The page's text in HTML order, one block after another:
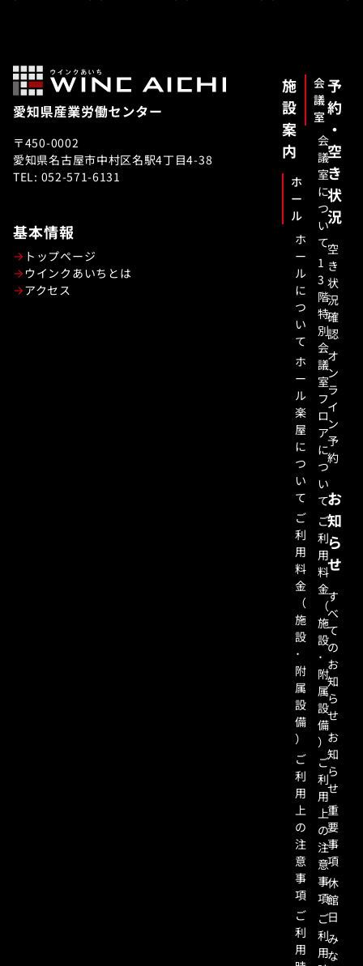
〒450-0002
愛知県名古屋市中村区名駅4丁目4-38
TEL: 052-571-6131
基本情報
トップページ
ウインクあいちとは
アクセス
施
設
案
内
ホ
ー
ル
ホ
ー
ル
に
つ
い
て
ホ
ー
ル
楽
屋
に
つ
い
て
ご
利
用
料
金
（
施
設
･
附
属
設
備
）
ご
利
用
上
の
注
意
事
項
ご
利
用
会
議
室
会
議
室
に
つ
い
て
1
3
階
特
別
会
議
室
フ
ロ
ア
に
つ
い
て
ご
利
用
料
金
（
施
設
･
附
属
設
備
）
ご
利
用
上
の
注
意
事
項
ご
利
用
予
約
・
空
き
状
況
空
き
状
況
確
認
オ
ン
ラ
イ
ン
予
約
お
知
ら
せ
す
べ
て
の
お
知
ら
せ
お
知
ら
せ
重
要
事
項
休
館
日
み
な